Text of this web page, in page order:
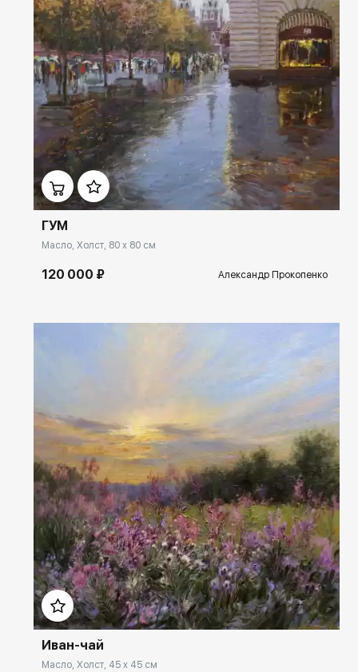
Домен: rakovgallery.ru
ГУМ
Масло, Холст, 80 x 80 см
120 000 ₽ Александр Прокопенко
Домен: rakovgallery.ru
Иван-чай
Масло, Холст, 45 x 45 см